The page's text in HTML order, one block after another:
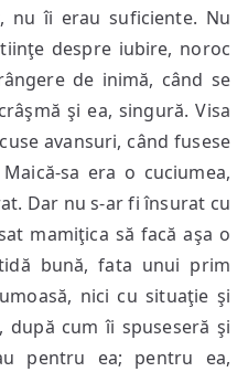
nu îi erau suficiente. Nu
despre iubire, noroc
de inimă, când se
şi ea, singură. Visa
avansuri, când fusese
sa era o cuciumea,
Dar nu s-ar fi însurat cu
mamiţica să facă aşa o
bună, fata unui prim
nici cu situaţie şi
după cum îi spuseseră şi
pentru ea; pentru ea,